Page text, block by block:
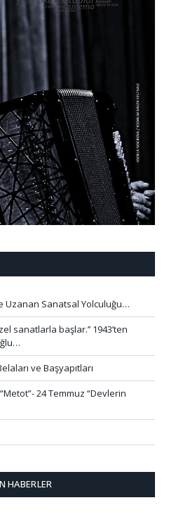
Uzanan Sanatsal Yolculuğu…
sanatlarla başlar.’’ 1943’ten
ve Başyapıtları
24 Temmuz “Devlerin
HABERLER